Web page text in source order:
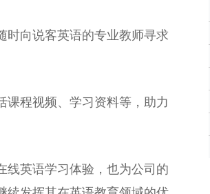
时向说客英语的专业教师寻求
课程视频、学习资料等，助力
线英语学习体验，也为公司的